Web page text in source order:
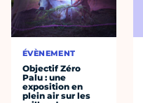
ÉVÈNEMENT
Objectif Zéro
Palu : une
exposition en
plein air sur les